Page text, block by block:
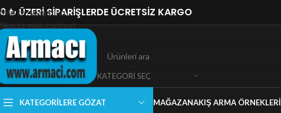
Skip to navigation
Skip to main content
₺ ÜZERİ SİPARİŞLERDE ÜCRETSİZ KARGO
KATEGORI SEÇ
KATEGORILERE GÖZAT MAĞAZANAKIŞ ARMA ÖRNEKLERI